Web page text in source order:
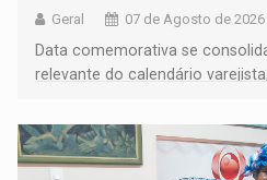
Geral 07 de Agosto de 2026
Data comemorativa se
relevante do calendário
média do trabalhador